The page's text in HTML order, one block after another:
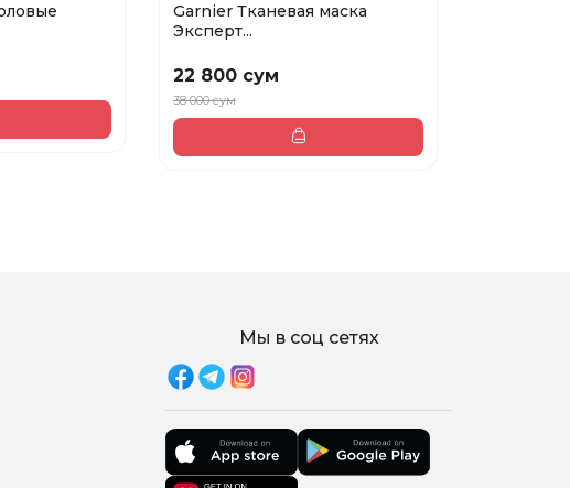
Garnier Тканевая маска
Эксперт...
22 800 сум
38 000 сум
Мы в соц сетях